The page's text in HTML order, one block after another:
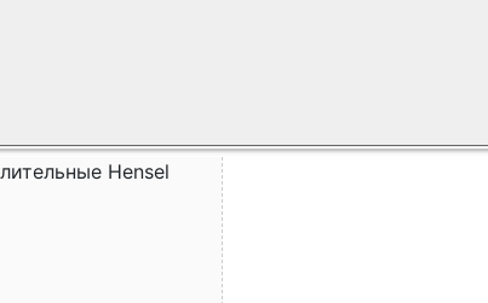
Hensel